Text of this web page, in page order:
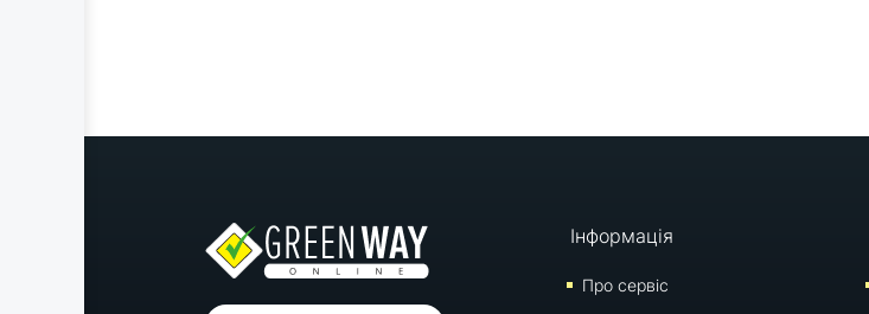
Інформація
Про сервіс